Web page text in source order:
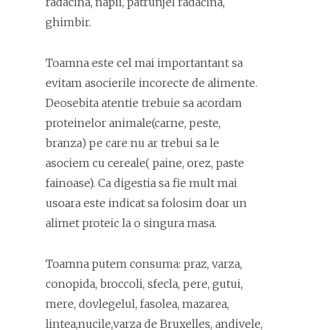
ghimbir.
Toamna este cel mai importantant sa
evitam asocierile incorecte de alimente.
Deosebita atentie trebuie sa acordam
proteinelor animale(carne, peste,
branza) pe care nu ar trebui sa le
asociem cu cereale( paine, orez, paste
fainoase). Ca digestia sa fie mult mai
usoara este indicat sa folosim doar un
alimet proteic la o singura masa.
Toamna putem consuma: praz, varza,
conopida, broccoli, sfecla, pere, gutui,
mere, dovlegelul, fasolea, mazarea,
lintea,nucile,varza de Bruxelles, andivele,